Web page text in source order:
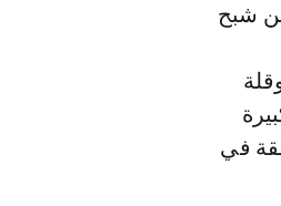
شبح
في